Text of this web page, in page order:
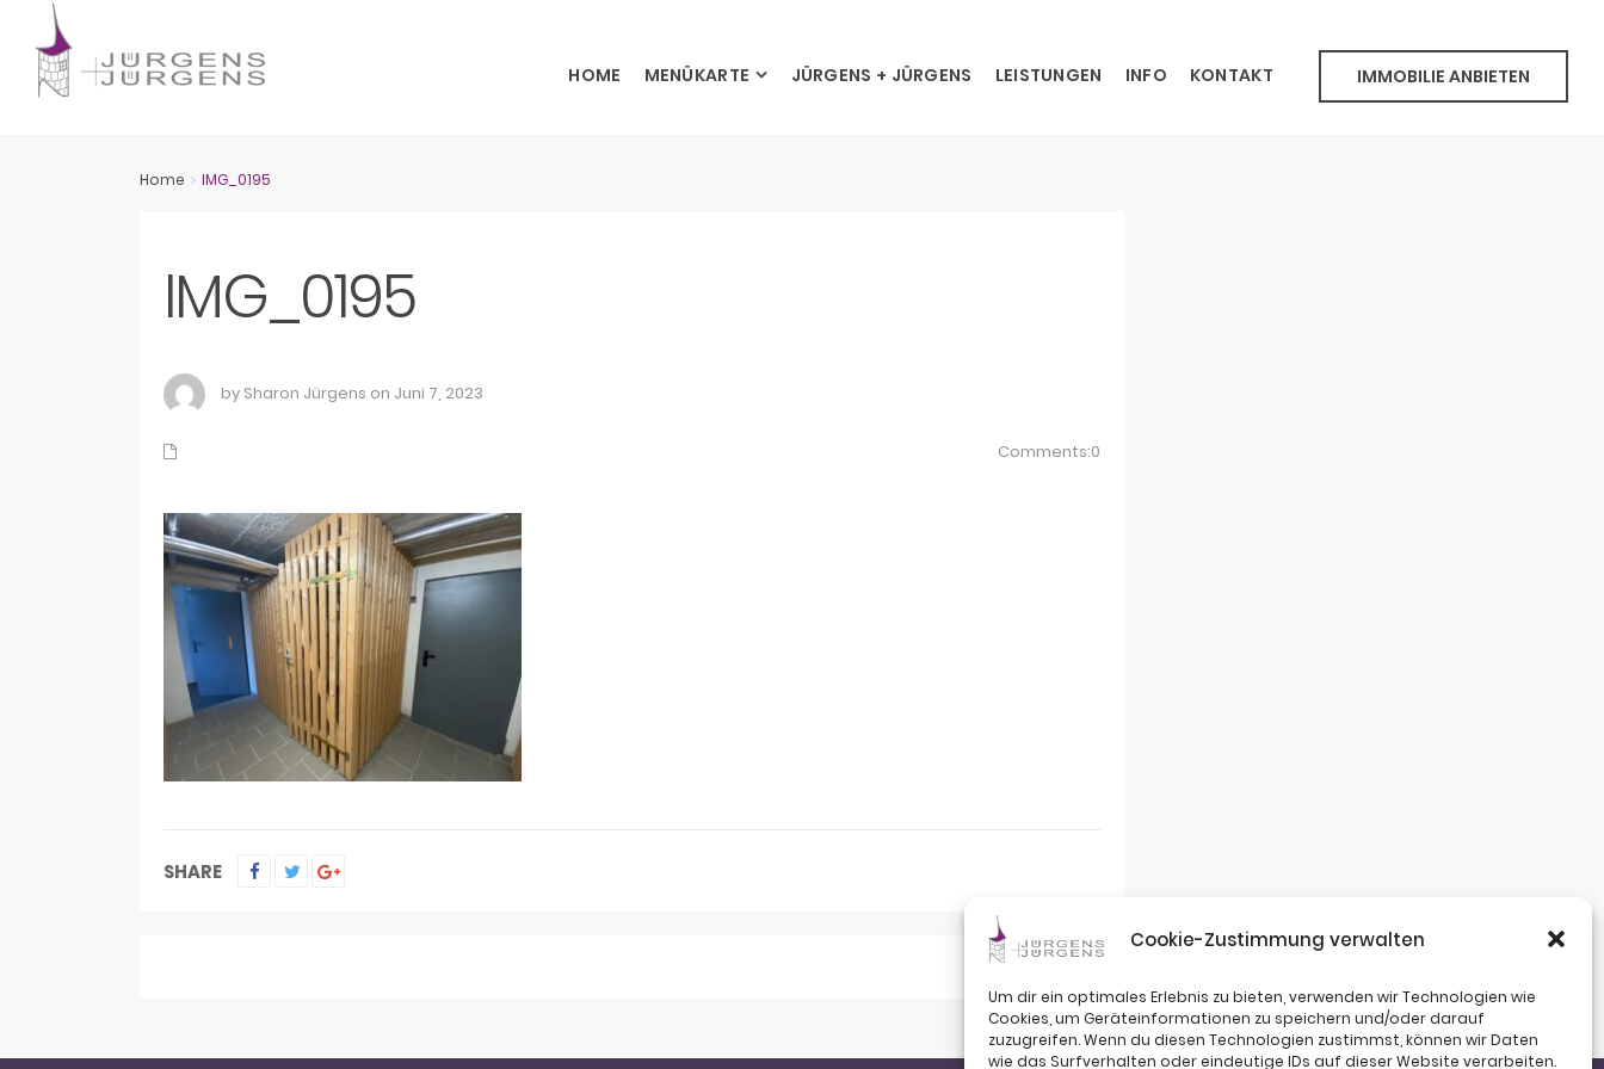
Cookie-Zustimmung verwalten
Um dir ein optimales Erlebnis zu bieten, verwenden wir Technologien wie
Cookies, um Geräteinformationen zu speichern und/oder darauf
zuzugreifen. Wenn du diesen Technologien zustimmst, können wir Daten
wie das Surfverhalten oder eindeutige IDs auf dieser Website verarbeiten.
IMMOBILIE ANBIETEN
HOME MENÜKARTE JÜRGENS + JÜRGENS LEISTUNGEN INFO KONTAKT
Home IMG_0195
IMG_0195
by Sharon Jürgens on Juni 7, 2023
Comments:0
SHARE